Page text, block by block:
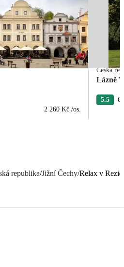
2 260 Kč /os.
Česká
Lázně
5.5 6
republika/Jižní Čechy/Relax v